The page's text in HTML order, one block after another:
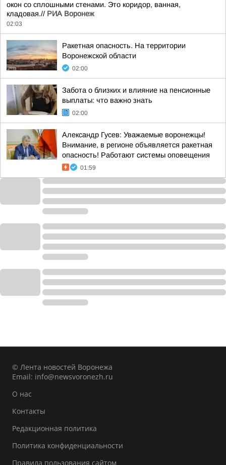
окон со сплошными стенами. Это коридор, ванная,
кладовая.// РИА Воронеж
02:03
Ракетная опасность. На территории
Воронежской области
02:00
Забота о близких и влияние на пенсионные
выплаты: что важно знать
02:00
Александр Гусев: Уважаемые воронежцы!
Внимание, в регионе объявляется ракетная
опасность! Работают системы оповещения
01:59
© Лента новостей Воронежа
Email: info@newsvoronezh.ru
О нас
Контакты
Редакционная политика
Политика конфиденциальности
Правила пользования сайтом